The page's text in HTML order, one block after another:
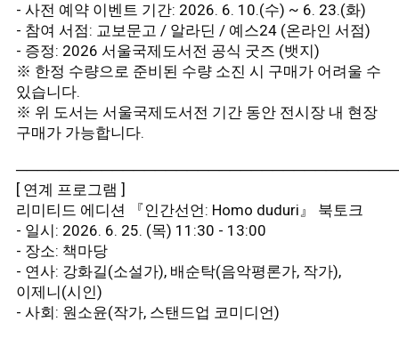
- 사전 예약 이벤트 기간: 2026. 6. 10.(수) ~ 6. 23.(화)
- 참여 서점: 교보문고 / 알라딘 / 예스24 (온라인 서점)
- 증정: 2026 서울국제도서전 공식 굿즈 (뱃지)
※ 한정 수량으로 준비된 수량 소진 시 구매가 어려울 수
있습니다.
※ 위 도서는 서울국제도서전 기간 동안 전시장 내 현장
구매가 가능합니다.
[ 연계 프로그램 ]
리미티드 에디션 『인간선언: Homo duduri』 북토크
- 일시: 2026. 6. 25. (목) 11:30 - 13:00
- 장소: 책마당
- 연사: 강화길(소설가), 배순탁(음악평론가, 작가),
이제니(시인)
- 사회: 원소윤(작가, 스탠드업 코미디언)